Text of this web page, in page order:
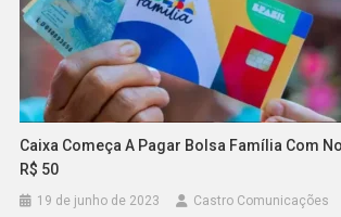
Caixa Começa A Pagar Bolsa Família Com
R$ 50
19 de junho de 2023 Castro Comunicações